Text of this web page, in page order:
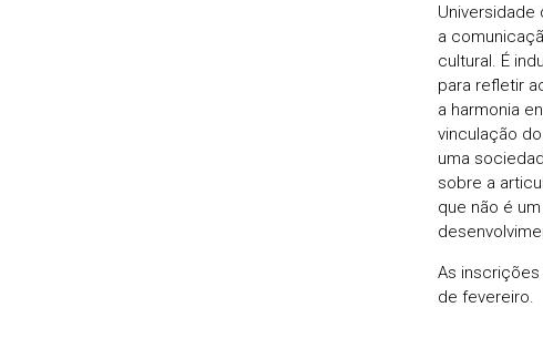
Universidade
a
cultural. É
para refletir
a harmonia
vinculação
uma
sobre a
que não é
As
de fevereiro.